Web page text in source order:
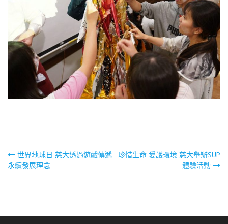
文世界地球日 慈大透過遊戲傳遞
永續發展理念
珍惜生命 愛護環境 慈大舉辦SUP
體驗活動